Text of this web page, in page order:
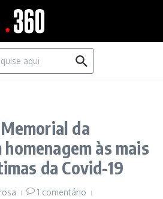
por:
da
homenagem às mais
da Covid-19
1 comentário